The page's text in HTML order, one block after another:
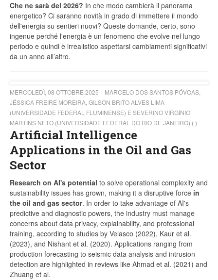
Che ne sarà del 2026? In che modo cambierà il panorama
energetico? Ci saranno novità in grado di immettere il mondo
dell'energia su sentieri nuovi? Queste domande, certo, sono
ingenue perché l'energia è un fenomeno che evolve nel lungo
periodo e quindi è irrealistico aspettarsi cambiamenti significativi
da un anno all’altro.
MERCOLEDÌ, 08 OTTOBRE 2025
MARCELO DOS SANTOS PÓVOAS,
JÉSSICA FREIRE MOREIRA, GILSON BRITO ALVES LIMA
(UNIVERSIDADE FEDERAL FLUMINENSE) E SEVERINO VIRGÍNIO
MARTINS NETO (UNIVERSIDADE FEDERAL DO RIO DE JANEIRO) ( )
Artificial Intelligence
Applications in the Oil and Gas
Sector
Research on AI's potential to solve operational complexity and
sustainability issues has grown, making it a disruptive force in
the oil and gas sector. In order to take advantage of AI's
predictive and diagnostic powers, the industry must manage
concerns about data privacy, explainability, and professional
training, according to studies by Velasco (2022), Kaur et al.
(2023), and Nishant et al. (2020). Applications ranging from
production forecasting to seismic data analysis and intrusion
detection are highlighted in reviews like Ahmad et al. (2021) and
Zhuang et al.